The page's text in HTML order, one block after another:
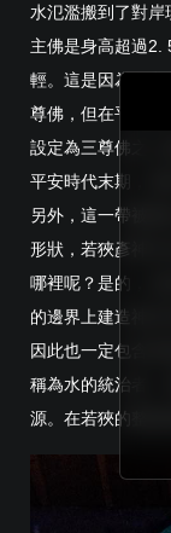
水氾濫搬到了對岸
主佛是身高超過2.
輕。這是因為，在
尊佛，但在平安時
設定為三尊佛之上
平安時代末期，因
另外，這一帶被稱
形狀，若狹彥神社
哪裡呢？是的，就
的邊界上建造神社
因此也一定包含
稱為水的統治者。
源。在若狹的整個